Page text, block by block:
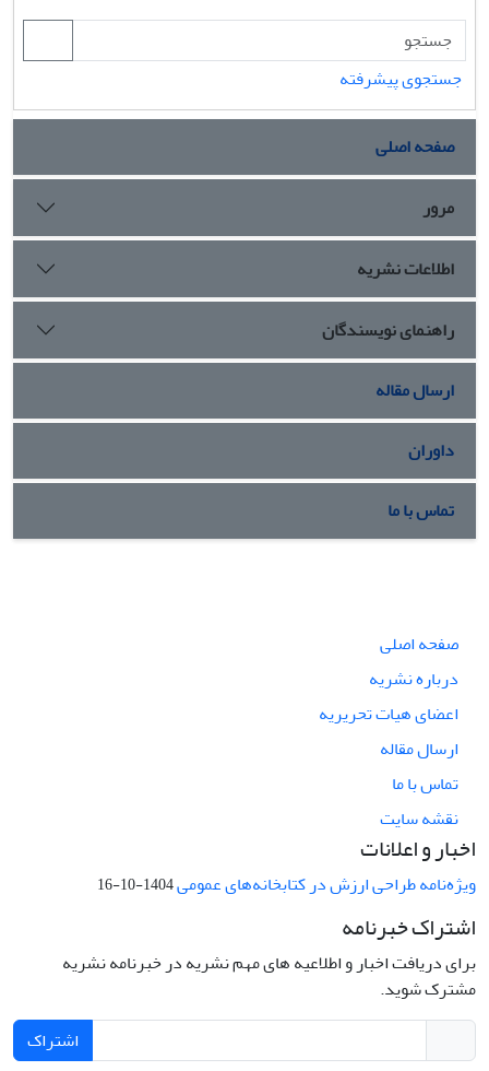
جستجوی پیشرفته
صفحه اصلی
مرور
اطلاعات نشریه
راهنمای نویسندگان
ارسال مقاله
داوران
تماس با ما
صفحه اصلی
درباره نشریه
اعضای هیات تحریریه
ارسال مقاله
تماس با ما
نقشه سایت
اخبار و اعلانات
ویژه‌نامه طراحی ارزش در کتابخانه‌های عمومی1404-10-16
اشتراک خبرنامه
برای دریافت اخبار و اطلاعیه های مهم نشریه در خبرنامه نشریه
مشترک شوید.
اشتراک